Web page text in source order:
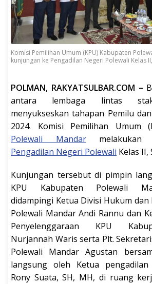
Komisi Pemilihan Umum (KPU) Kabupaten
kunjungan ke Pengadilan Negeri Polewali Kelas
POLMAN, RAKYATSULBAR.COM –
antara lembaga lintas
menyukseskan tahapan Pemilu
2024. Komisi Pemilihan Umum
Polewali Mandarmelakukan
Pengadilan Negeri Polewali Kelas II,
Kunjungan tersebut di pimpin
KPU Kabupaten Polewali
didampingi Ketua Divisi Hukum dan
Polewali Mandar Andi Rannu dan
Penyelenggaraan KPU
Nurjannah Waris serta Plt.
Polewali Mandar Agustan
langsung oleh Ketua
Rony Suata, SH, MH, di ruang